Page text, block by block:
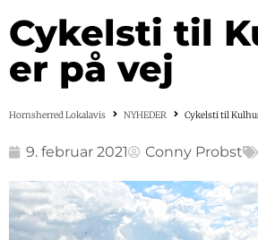
Cykelsti til
er på vej
Hornsherred Lokalavis NYHEDER Cykelsti til
9. februar 2021 Conny Probst